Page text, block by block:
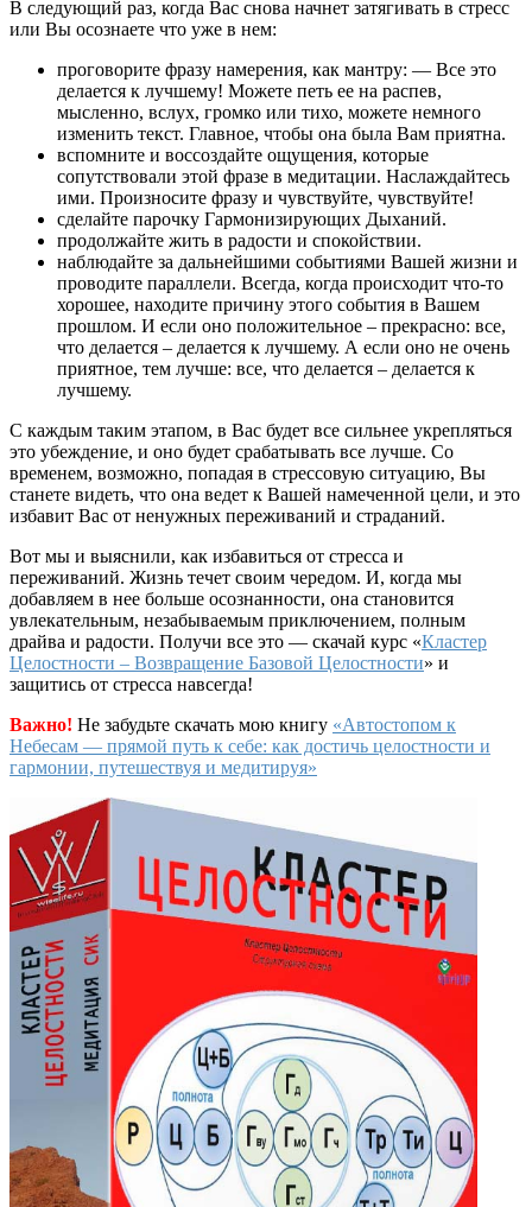
В следующий раз, когда Вас снова начнет затягивать в стресс
или Вы осознаете что уже в нем:
проговорите фразу намерения, как мантру: — Все это
делается к лучшему! Можете петь ее на распев,
мысленно, вслух, громко или тихо, можете немного
изменить текст. Главное, чтобы она была Вам приятна.
вспомните и воссоздайте ощущения, которые
сопутствовали этой фразе в медитации. Наслаждайтесь
ими. Произносите фразу и чувствуйте, чувствуйте!
сделайте парочку Гармонизирующих Дыханий.
продолжайте жить в радости и спокойствии.
наблюдайте за дальнейшими событиями Вашей жизни и
проводите параллели. Всегда, когда происходит что-то
хорошее, находите причину этого события в Вашем
прошлом. И если оно положительное – прекрасно: все,
что делается – делается к лучшему. А если оно не очень
приятное, тем лучше: все, что делается – делается к
лучшему.
С каждым таким этапом, в Вас будет все сильнее укрепляться
это убеждение, и оно будет срабатывать все лучше. Со
временем, возможно, попадая в стрессовую ситуацию, Вы
станете видеть, что она ведет к Вашей намеченной цели, и это
избавит Вас от ненужных переживаний и страданий.
Вот мы и выяснили, как избавиться от стресса и
переживаний. Жизнь течет своим чередом. И, когда мы
добавляем в нее больше осознанности, она становится
увлекательным, незабываемым приключением, полным
драйва и радости. Получи все это — скачай курс «Кластер
Целостности – Возвращение Базовой Целостности» и
защитись от стресса навсегда!
Важно! Не забудьте скачать мою книгу «Автостопом к
Небесам — прямой путь к себе: как достичь целостности и
гармонии, путешествуя и медитируя»